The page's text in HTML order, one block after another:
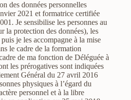
des données personnelles
2021 et formatrice certifiée
Je sensibilise les personnes au
la protection des données), les
je les accompagne à la mise
le cadre de la formation
de ma fonction de Déléguée à
les prérogatives sont indiquées
Général du 27 avril 2016
physiques à l’égard du
personnel et à la libre